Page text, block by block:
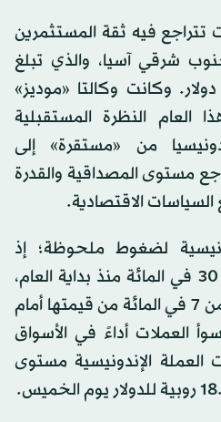
تتراجع فيه ثقة المستثمرين
شرقي آسيا، والذي تبلغ
تريليون دولار. وكانت وكالتا «موديز»
النظرة المستقبلية
من «مستقرة» إلى
مستوى المصداقية والقدرة
الاقتصادية.
لضغوط ملحوظة؛ إذ
هبطت الأسهم بأكثر من 30 في المائة منذ بداية العام،
بينما فقدت الروبية أكثر من 7 في المائة من قيمتها أمام
العملات أداءً في الأسواق
العملة الإندونيسية مستوى